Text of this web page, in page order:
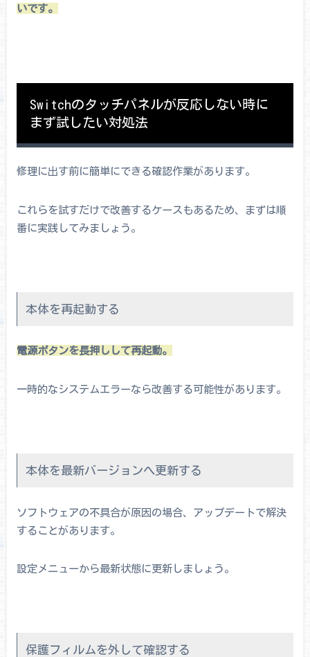
いです。
Switchのタッチパネルが反応しない時に
まず試したい対処法
修理に出す前に簡単にできる確認作業があります。
これらを試すだけで改善するケースもあるため、まずは順
番に実践してみましょう。
本体を再起動する
電源ボタンを長押しして再起動。
一時的なシステムエラーなら改善する可能性があります。
本体を最新バージョンへ更新する
ソフトウェアの不具合が原因の場合、アップデートで解決
することがあります。
設定メニューから最新状態に更新しましょう。
保護フィルムを外して確認する